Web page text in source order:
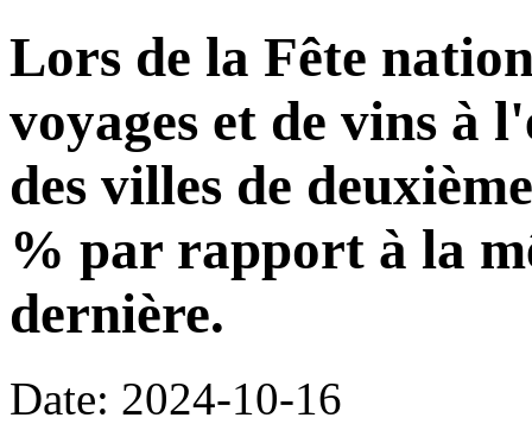
Lors de la Fête
voyages et de vins à
des villes de
% par rapport à la
dernière.
Date: 2024-10-16